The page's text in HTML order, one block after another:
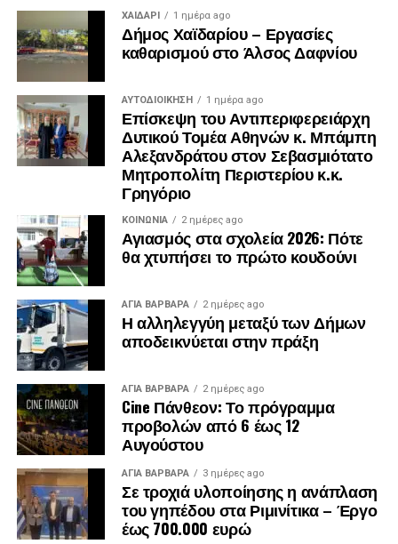
Λίγα λεπτά αργότερα, έφτασε και ο πρώην
πρωθυπουργός, Αντώνης Σαμαράς, ο οποίος αφού
συλλυπήθηκε την οικογένεια, αποχώρησε.
ΧΑΪΔΑΡΙ 1 ημέρα ago
Δήμος Χαϊδαρίου – Εργασίες
καθαρισμού στο Άλσος Δαφνίου
ΑΥΤΟΔΙΟΊΚΗΣΗ 1 ημέρα ago
Επίσκεψη του Αντιπεριφερειάρχη
Δυτικού Τομέα Αθηνών κ. Μπάμπη
Αλεξανδράτου στον Σεβασμιότατο
Μητροπολίτη Περιστερίου κ.κ.
Γρηγόριο
ΚΟΙΝΩΝΊΑ 2 ημέρες ago
Αγιασμός στα σχολεία 2026: Πότε
θα χτυπήσει το πρώτο κουδούνι
ΑΓΙΑ ΒΑΡΒΑΡΑ 2 ημέρες ago
Η αλληλεγγύη μεταξύ των Δήμων
αποδεικνύεται στην πράξη
ΑΓΙΑ ΒΑΡΒΑΡΑ 2 ημέρες ago
Cine Πάνθεον: Το πρόγραμμα
προβολών από 6 έως 12
Αυγούστου
ΑΓΙΑ ΒΑΡΒΑΡΑ 3 ημέρες ago
Σε τροχιά υλοποίησης η ανάπλαση
του γηπέδου στα Ριμινίτικα – Έργο
έως 700.000 ευρώ